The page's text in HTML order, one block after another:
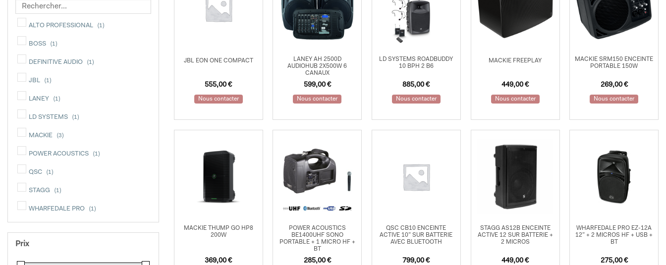
ALTO PROFESSIONAL (1)
BOSS (1)
DEFINITIVE AUDIO (1)
JBL (1)
LANEY (1)
LD SYSTEMS (1)
MACKIE (3)
POWER ACOUSTICS (1)
QSC (1)
STAGG (1)
WHARFEDALE PRO (1)
Prix
JBL EON ONE COMPACT
555,00€
Nous contacter
LANEY AH 2500D
AUDIOHUB 2X500W 6
CANAUX
599,00 €
Nous contacter
LD SYSTEMS ROADBUDDY
10 BPH 2 B6
885,00€
Nous contacter
MACKIE FREEPLAY
449,00€
Nous contacter
MACKIE SRM150 ENCEINTE
PORTABLE 150W
269,00 €
Nous contacter
MACKIE THUMP GO HP8
200W
369,00€
POWER ACOUSTICS
BE1400UHF SONO
PORTABLE + 1 MICRO HF +
BT
285,00 €
QSC CB10 ENCEINTE
ACTIVE 10” SUR BATTERIE
AVEC BLUETOOTH
799,00€
STAGG AS12B ENCEINTE
ACTIVE 12 SUR BATTERIE +
2 MICROS
449,00€
WHARFEDALE PRO EZ-12A
12” + 2 MICROS HF + USB +
BT
275,00 €